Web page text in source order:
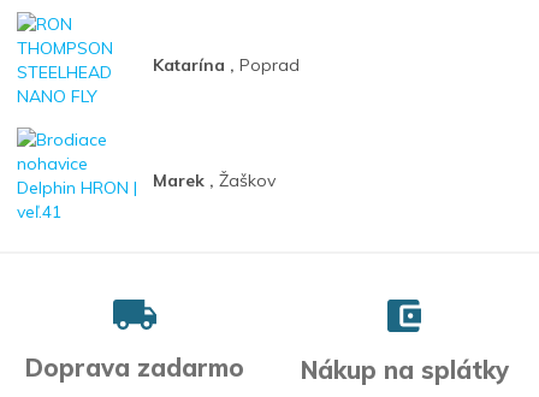
Katarína , Poprad
Marek , Žaškov
Doprava zadarmo Nákup na splátky